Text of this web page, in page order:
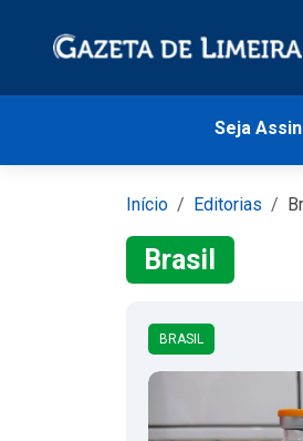
Seja
Início Editorias
Brasil
BRASIL